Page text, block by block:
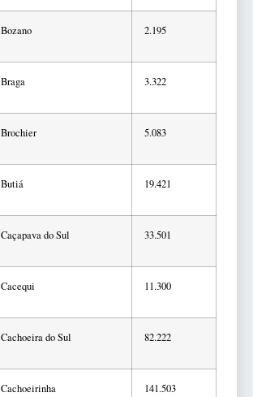
Bozano 2.195
Braga 3.322
Brochier 5.083
Butiá 19.421
Caçapava do Sul 33.501
Cacequi 11.300
Cachoeira do Sul 82.222
Cachoeirinha 141.503